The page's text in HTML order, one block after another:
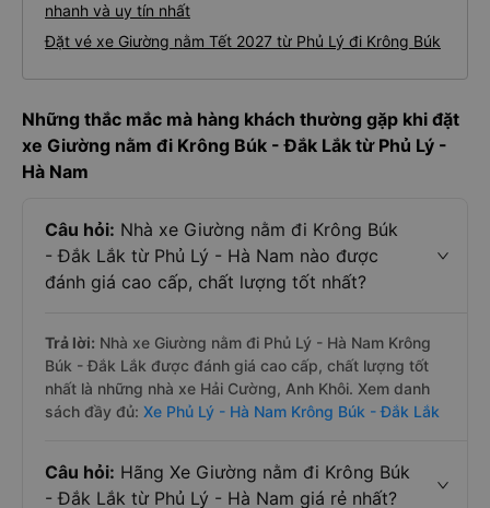
nhanh và uy tín nhất
Đặt vé xe Giường nằm Tết 2027 từ Phủ Lý đi Krông Búk
Những thắc mắc mà hàng khách thường gặp khi đặt
xe Giường nằm đi Krông Búk - Đắk Lắk từ Phủ Lý -
Hà Nam
Câu hỏi: Nhà xe Giường nằm đi Krông Búk
- Đắk Lắk từ Phủ Lý - Hà Nam nào được
đánh giá cao cấp, chất lượng tốt nhất?
Trả lời: Nhà xe Giường nằm đi Phủ Lý - Hà Nam Krông
Búk - Đắk Lắk được đánh giá cao cấp, chất lượng tốt
nhất là những nhà xe Hải Cường, Anh Khôi. Xem danh
sách đầy đủ: Xe Phủ Lý - Hà Nam Krông Búk - Đắk Lắk
Câu hỏi: Hãng Xe Giường nằm đi Krông Búk
- Đắk Lắk từ Phủ Lý - Hà Nam giá rẻ nhất?